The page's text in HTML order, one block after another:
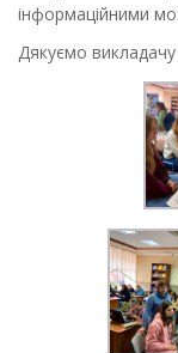
інформаційними
Дякуємо викладачу